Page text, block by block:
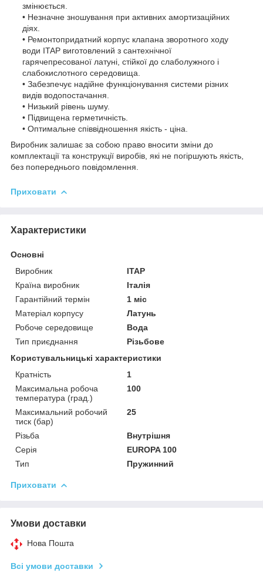
змінюється.
• Незначне зношування при активних амортизаційних
діях.
• Ремонтопридатний корпус клапана зворотного ходу
води ITAP виготовлений з сантехнічної
гарячепресованої латуні, стійкої до слаболужного і
слабокислотного середовища.
• Забезпечує надійне функціонування системи різних
видів водопостачання.
• Низький рівень шуму.
• Підвищена герметичність.
• Оптимальне співвідношення якість - ціна.
Виробник залишає за собою право вносити зміни до
комплектації та конструкції виробів, які не погіршують якість,
без попереднього повідомлення.
Приховати
Характеристики
Основні
Виробник
ITAP
Країна виробник
Італія
Гарантійний термін
1 міс
Матеріал корпусу
Латунь
Робоче середовище
Вода
Тип приєднання
Різьбове
Користувальницькі характеристики
Кратність
1
Максимальна робоча
температура (град.)
100
Максимальний робочий
тиск (бар)
25
Різьба
Внутрішня
Серія
EUROPA 100
Тип
Пружинний
Приховати
Умови доставки
Нова Пошта
Всі умови доставки